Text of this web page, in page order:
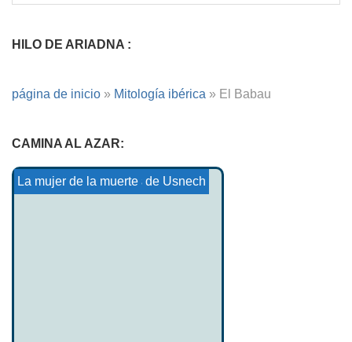
HILO DE ARIADNA :
página de inicio » Mitología ibérica » El Babau
CAMINA AL AZAR:
La Posada Da Choca
La Profecía de Gwenc'Hl...
Cuentos de Canterbury: Los...
Mitología iroquesa
Cuentos vascos 14
Asesinato de los Hijos de Usnech
La mujer de la muerte